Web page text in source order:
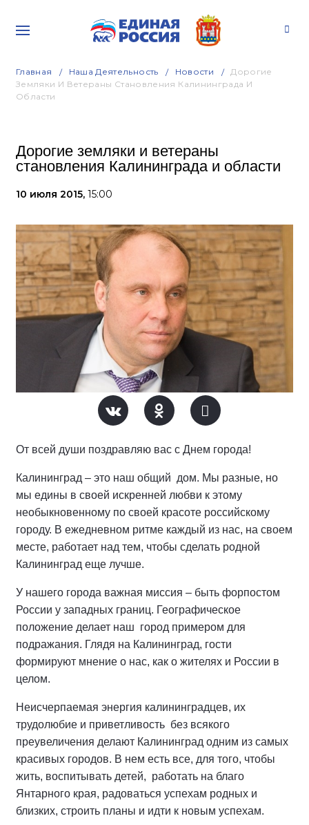
Главная Наша Деятельность Новости
Дорогие
Земляки И Ветераны Становления Калининграда И
Области
Дорогие земляки и ветераны
становления Калининграда и области
10 июля 2015, 15:00
От всей души поздравляю вас с Днем города!
Калининград – это наш общий дом. Мы разные, но
мы едины в своей искренней любви к этому
необыкновенному по своей красоте российскому
городу. В ежедневном ритме каждый из нас, на своем
месте, работает над тем, чтобы сделать родной
Калининград еще лучше.
У нашего города важная миссия – быть форпостом
России у западных границ. Географическое
положение делает наш город примером для
подражания. Глядя на Калининград, гости
формируют мнение о нас, как о жителях и России в
целом.
Неисчерпаемая энергия калининградцев, их
трудолюбие и приветливость без всякого
преувеличения делают Калининград одним из самых
красивых городов. В нем есть все, для того, чтобы
жить, воспитывать детей, работать на благо
Янтарного края, радоваться успехам родных и
близких, строить планы и идти к новым успехам.